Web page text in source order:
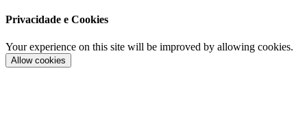
Privacidade e Cookies
Your experience on this site will be improved by allowing cookies.
Allow cookies